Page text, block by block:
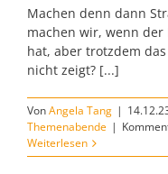
Machen denn dann
machen wir, wenn
hat, aber trotzdem
nicht zeigt? [...]
VonAngela Tang |
Themenabende |
Weiterlesen